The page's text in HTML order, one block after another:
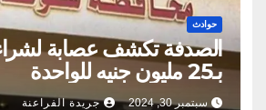
حوادث
الصدفة تكشف عصابة
بـ25 مليون جنيه للواحدة
سبتمبر 30, 2024 جريدة الفراعنة